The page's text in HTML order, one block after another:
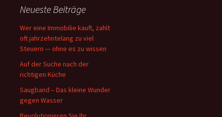
Neueste Beiträge
Wer eine Immobilie kauft, zahlt
oft jahrzehntelang zu viel
Steuern — ohne es zu wissen
Auf der Suche nach der
richtigen Küche
Saugband – Das kleine Wunder
gegen Wasser